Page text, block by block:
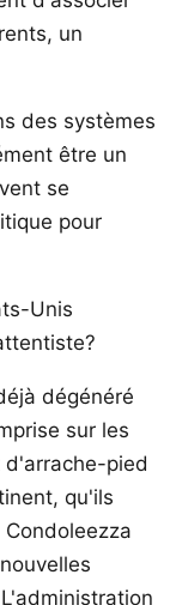
un
des systèmes
être un
se
pour
Unis
dégénéré
sur les
d'arrache-pied
qu'ils